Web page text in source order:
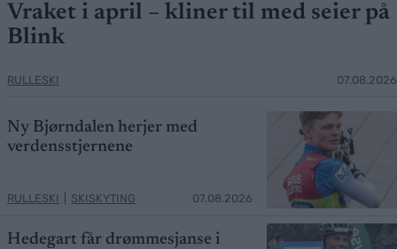
Vraket i april – kliner til med seier på
Blink
RULLESKI 07.08.2026
Ny Bjørndalen herjer med
verdensstjernene
RULLESKI SKISKYTING 07.08.2026
Hedegart får drømmesjanse i